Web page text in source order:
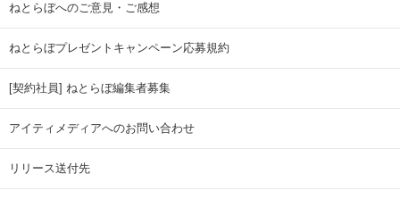
ねとらぼへのご意見・ご感想
ねとらぼプレゼントキャンペーン応募規約
[契約社員] ねとらぼ編集者募集
アイティメディアへのお問い合わせ
リリース送付先